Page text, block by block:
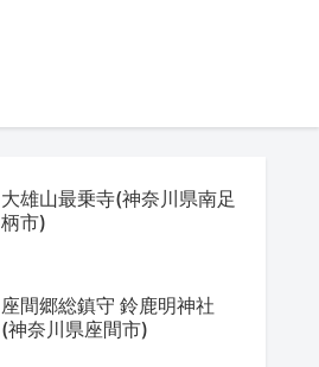
大雄山最乗寺(神奈川県南足
柄市)
座間郷総鎮守 鈴鹿明神社
(神奈川県座間市)